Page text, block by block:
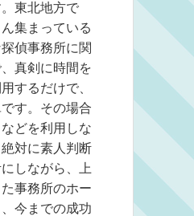
東北地方で
集まっている
偵事務所に関
真剣に時間を
するだけで、
す。その場合
どを利用しな
対に素人判断
しながら、上
事務所のホー
今までの成功